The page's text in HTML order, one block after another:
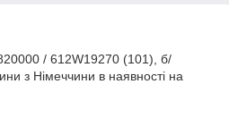
/ 612W19270 (101), б/
з Німеччини в наявності на